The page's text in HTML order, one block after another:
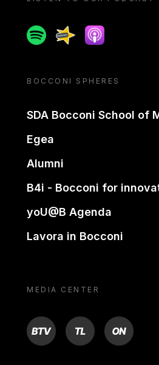
SpotifySpreakerApple podcast
BOCCONI SPHERES
SDA Bocconi School of
Egea
Alumni
B4i - Bocconi for
yoU@B Agenda
Lavora in Bocconi
MEDIA CENTER
BTV TL ON